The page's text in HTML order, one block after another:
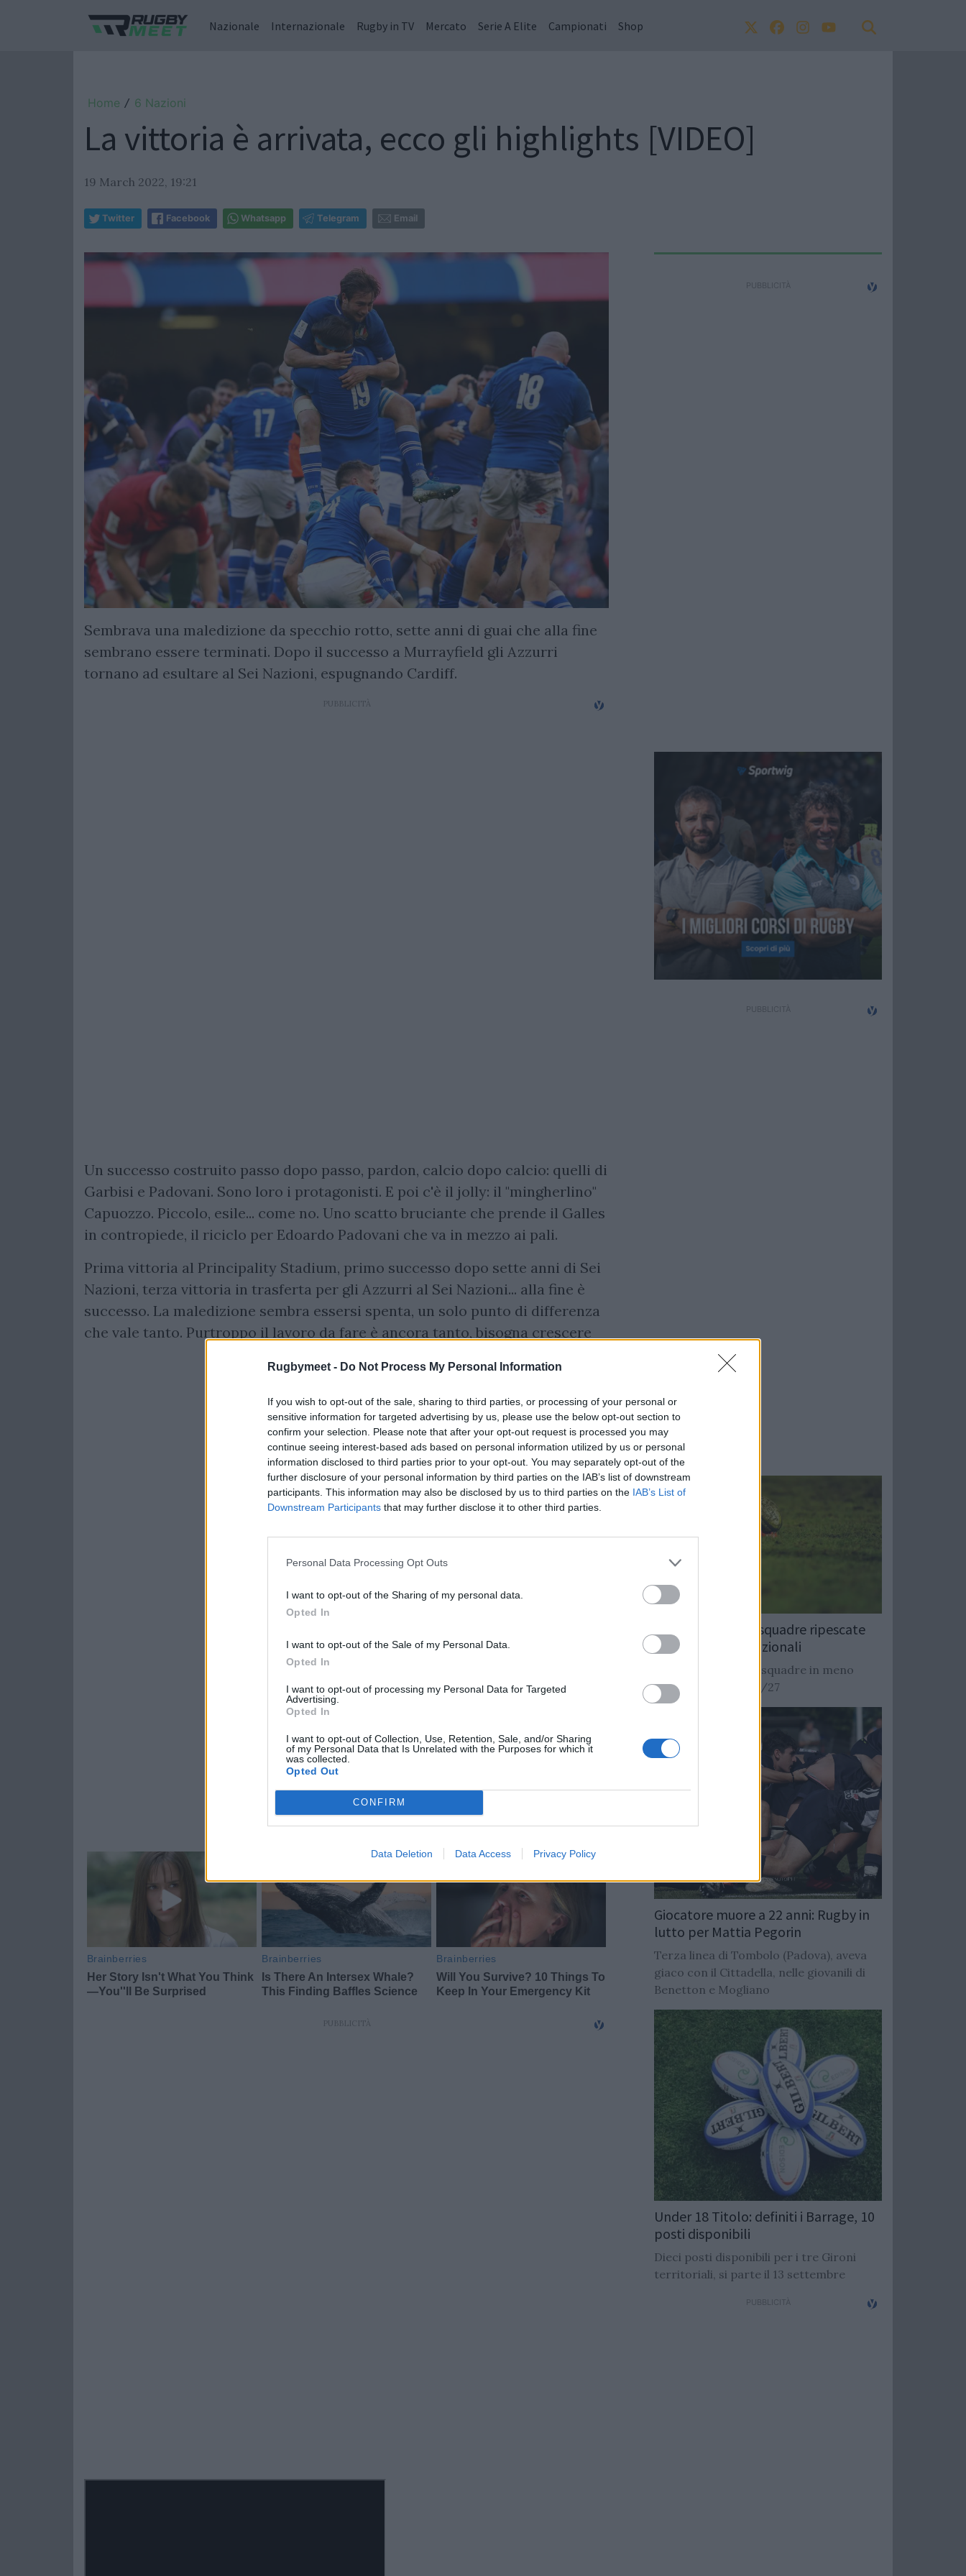
Rugbymeet - Do Not Process My Personal Information
If you wish to opt-out of the sale, sharing to third parties, or processing of your personal or
sensitive information for targeted advertising by us, please use the below opt-out section to
confirm your selection. Please note that after your opt-out request is processed you may
continue seeing interest-based ads based on personal information utilized by us or personal
information disclosed to third parties prior to your opt-out. You may separately opt-out of the
further disclosure of your personal information by third parties on the IAB’s list of downstream
participants. This information may also be disclosed by us to third parties on the IAB’s List of
Downstream Participants that may further disclose it to other third parties.
Personal Data Processing Opt Outs
I want to opt-out of the Sharing of my personal data.
Opted In
I want to opt-out of the Sale of my Personal Data.
Opted In
I want to opt-out of processing my Personal Data for Targeted
Advertising.
Opted In
I want to opt-out of Collection, Use, Retention, Sale, and/or Sharing
of my Personal Data that Is Unrelated with the Purposes for which it
was collected.
Opted Out
CONFIRM
Data Deletion Data Access Privacy Policy
Nazionale Internazionale Rugby in TV Mercato Serie A Elite Campionati Shop
Home / 6 Nazioni
La vittoria è arrivata, ecco gli highlights [VIDEO]
19 March 2022, 19:21
Twitter Facebook Whatsapp Telegram Email
Sembrava una maledizione da specchio rotto, sette anni di guai che alla fine
sembrano essere terminati. Dopo il successo a Murrayfield gli Azzurri
tornano ad esultare al Sei Nazioni, espugnando Cardiff.
Un successo costruito passo dopo passo, pardon, calcio dopo calcio: quelli di
Garbisi e Padovani. Sono loro i protagonisti. E poi c'è il jolly: il "mingherlino"
Capuozzo. Piccolo, esile... come no. Uno scatto bruciante che prende il Galles
in contropiede, il riciclo per Edoardo Padovani che va in mezzo ai pali.
Prima vittoria al Principality Stadium, primo successo dopo sette anni di Sei
Nazioni, terza vittoria in trasferta per gli Azzurri al Sei Nazioni... alla fine è
successo. La maledizione sembra essersi spenta, un solo punto di differenza
che vale tanto. Purtroppo il lavoro da fare è ancora tanto, bisogna crescere
Rugby: Record di squadre ripescate
nei campionati nazionali
Si stimano oltre 20 squadre in meno
dalla stagione 2026/27
Giocatore muore a 22 anni: Rugby in
lutto per Mattia Pegorin
Terza linea di Tombolo (Padova), aveva
giaco con il Cittadella, nelle giovanili di
Benetton e Mogliano
Under 18 Titolo: definiti i Barrage, 10
posti disponibili
Dieci posti disponibili per i tre Gironi
territoriali, si parte il 13 settembre